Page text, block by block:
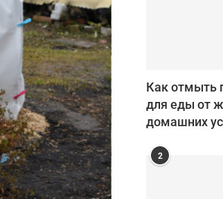
Как отмыть
для еды от
домашних
2